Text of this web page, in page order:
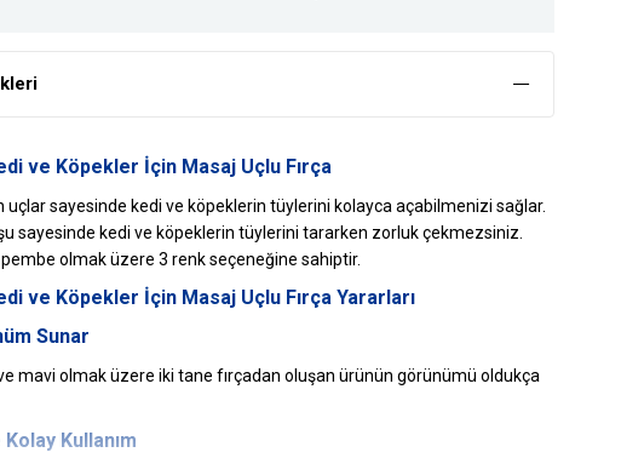
ve Köpekler İçin Masaj Uçlu Fırça
uçlar sayesinde kedi ve köpeklerin tüylerini kolayca açabilmenizi sağlar.
sayesinde kedi ve köpeklerin tüylerini tararken zorluk çekmezsiniz.
pembe olmak üzere 3 renk seçeneğine sahiptir.
ve Köpekler İçin Masaj Uçlu Fırça Yararları
Sunar
ve mavi olmak üzere iki tane fırçadan oluşan ürünün görünümü oldukça
Kullanım